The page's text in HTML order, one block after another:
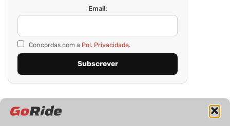
Email:
Concordas com a Pol. Privacidade.